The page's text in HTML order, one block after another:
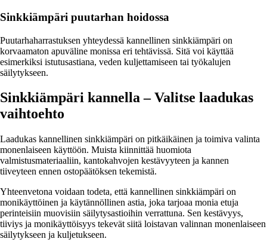
Sinkkiämpäri puutarhan hoidossa
Puutarhaharrastuksen yhteydessä kannellinen sinkkiämpäri on
korvaamaton apuväline monissa eri tehtävissä. Sitä voi käyttää
esimerkiksi istutusastiana, veden kuljettamiseen tai työkalujen
säilytykseen.
Sinkkiämpäri kannella – Valitse laadukas
vaihtoehto
Laadukas kannellinen sinkkiämpäri on pitkäikäinen ja toimiva valinta
monenlaiseen käyttöön. Muista kiinnittää huomiota
valmistusmateriaaliin, kantokahvojen kestävyyteen ja kannen
tiiveyteen ennen ostopäätöksen tekemistä.
Yhteenvetona voidaan todeta, että kannellinen sinkkiämpäri on
monikäyttöinen ja käytännöllinen astia, joka tarjoaa monia etuja
perinteisiin muovisiin säilytysastioihin verrattuna. Sen kestävyys,
tiiviys ja monikäyttöisyys tekevät siitä loistavan valinnan monenlaiseen
säilytykseen ja kuljetukseen.